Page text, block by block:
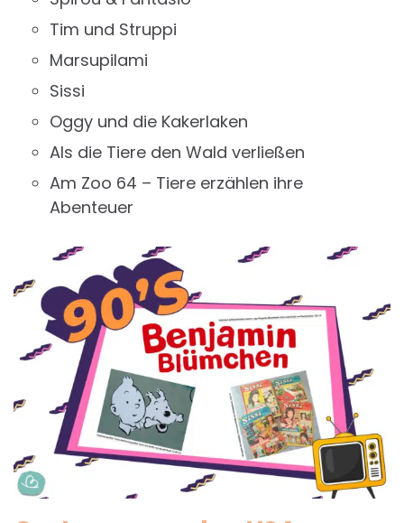
Tim und Struppi
Marsupilami
Sissi
Oggy und die Kakerlaken
Als die Tiere den Wald verließen
Am Zoo 64 – Tiere erzählen ihre
Abenteuer